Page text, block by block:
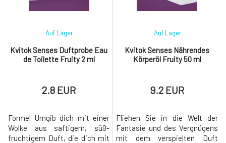
Kvitok Senses Duftprobe Eau
de Toilette Fruity 2 ml
Auf Lager
2.8 EUR
Formel Umgib dich mit einer
Wolke aus saftigem, süß-
fruchtigem Duft, die dich mit
Kvitok Senses Nährendes
Körperöl Fruity 50 ml
Auf Lager
9.2 EUR
Fliehen Sie in die Welt der
Fantasie und des Vergnügens
mit dem verspielten Duft